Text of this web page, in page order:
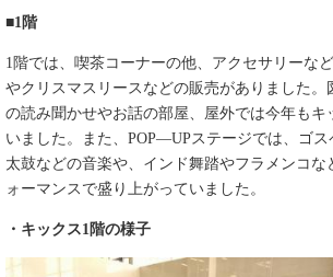
■1階
1階では、喫茶コーナーの他、アクセサリーな
やクリスマスリースなどの販売がありました。
の読み聞かせやお話の部屋、屋外では今年もキ
いました。また、 POP―UPステージでは、ゴ
太鼓などの音楽や、インド舞踏やフラメンコな
ォーマンスで盛り上がっていました。
・キックス1階の様子